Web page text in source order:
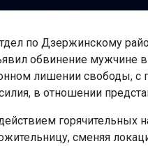
по Дзержинскому
обвинение мужчине
лишении свободы, с
в отношении
горячительных
сменяя